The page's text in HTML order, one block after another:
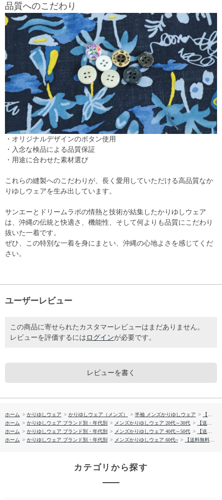
品質へのこだわり
・オリジナルデザインのボタン使用
・入念な検品による品質保証
・用途に合わせた素材選び
これらの縫製へのこだわりが、長く愛用していただける高品質なか
りゆしウェアを生み出しています。
サンエーとドリームラボの情熱と技術が結集したかりゆしウェア
は、沖縄の伝統と快適さ、機能性、そして何よりも品質にこだわり
抜いた一着です。
ぜひ、この特別な一着を身にまとい、沖縄の心地よさを感じてくだ
さい。
ユーザーレビュー
この商品に寄せられたカスタマーレビューはまだありません。
レビューを評価するには ログインが必要です。
レビューを書く
ホーム > かりゆしウェア > かりゆしウェア（メンズ） > 半袖 メンズかりゆしウェア >
【送料無料】チェーンハイビ 半袖 かりゆしウェア P1026-12
ホーム > かりゆしウェア ブランド別・年代別 > メンズかりゆしウェア 20代～30代 >
【送料無料】チェーンハイビ 半袖 かりゆしウェア P1026-12
ホーム > かりゆしウェア ブランド別・年代別 > メンズかりゆしウェア 40代～50代 >
【送料無料】チェーンハイビ 半袖 かりゆしウェア P1026-12
ホーム > かりゆしウェア ブランド別・年代別 > メンズかりゆしウェア 60代~ > 【送料無料】チェーンハイビ 半袖 かりゆしウェア P1026-12
カテゴリから探す